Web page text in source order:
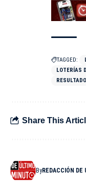
TAGGED:
LOTERÍAS
Share This
ByREDACCIÓN DE